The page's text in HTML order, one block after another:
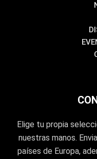
Elige tu propia
nuestras manos.
países de Europa,